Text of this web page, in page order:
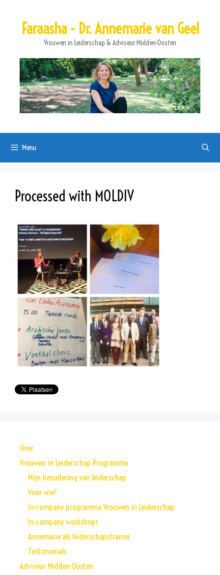
Faraasha - Dr. Annemarie van Geel
Vrouwen in Leiderschap & Adviseur Midden-Oosten
Menu
Processed with MOLDIV
Over
Vrouwen in Leiderschap Programma
Mijn benadering van leiderschap
Voor wie?
In-company programma Vrouwen in Leiderschap
In-company workshops
Annemarie als leiderschapstrainer
Testimonials
Adviseur Midden-Oosten